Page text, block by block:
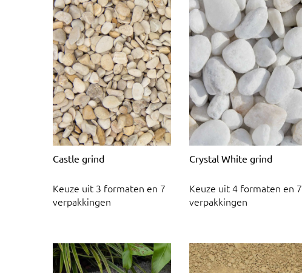
Castle grind
Keuze uit 3 formaten en 7
verpakkingen
Crystal White grind
Keuze uit 4 formaten en 7
verpakkingen